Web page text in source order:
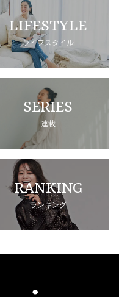
LIFESTYLE
ライフスタイル
SERIES
連載
RANKING
ランキング